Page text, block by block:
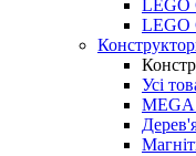
LEGO
LEGO
Усі